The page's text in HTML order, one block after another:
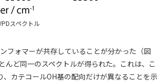
スペクトル
フォマーが共存していることが分かった（図
ど同一のスペクトルが得られた。これは、こ
カテコールOH基の配向だけが異なることを示